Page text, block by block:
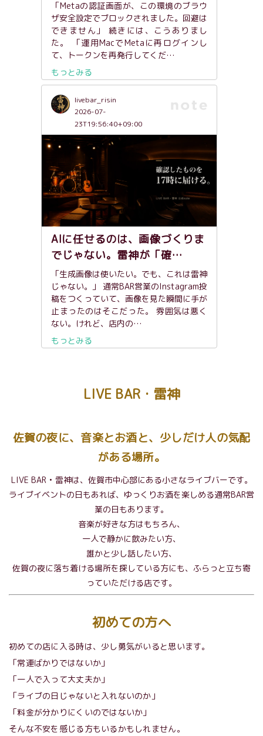
「Metaの認証画面が、この環境のブラウ
ザ安全設定でブロックされました。回避は
できません」 続きには、こうありまし
た。 「運用MacでMetaに再ログインし
て、トークンを再発行してくだ…
もっとみる
livebar_risin
2026-07-
23T19:56:40+09:00
AIに任せるのは、画像づくりま
でじゃない。雷神が「確…
「生成画像は使いたい。でも、これは雷神
じゃない。」 通常BAR営業のInstagram投
稿をつくっていて、画像を見た瞬間に手が
止まったのはそこだった。 雰囲気は悪く
ない。けれど、店内の…
もっとみる
LIVE BAR・雷神
佐賀の夜に、音楽とお酒と、少しだけ人の気配
がある場所。
LIVE BAR • 雷神は、佐賀市中心部にある小さなライブバーです。
ライブイベントの日もあれば、ゆっくりお酒を楽しめる通常BAR営
業の日もあります。
音楽が好きな方はもちろん、
一人で静かに飲みたい方、
誰かと少し話したい方、
佐賀の夜に落ち着ける場所を探している方にも、ふらっと立ち寄
っていただける店です。
初めての方へ
初めての店に入る時は、少し勇気がいると思います。
「常連ばかりではないか」
「一人で入って大丈夫か」
「ライブの日じゃないと入れないのか」
「料金が分かりにくいのではないか」
そんな不安を感じる方もいるかもしれません。